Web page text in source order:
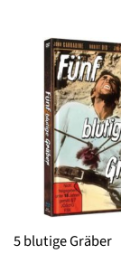
5 blutige Gräber